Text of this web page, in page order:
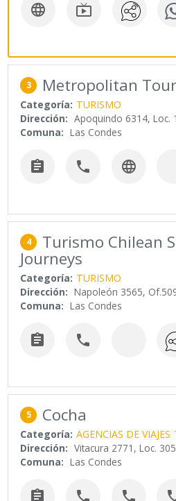
 
3 Metropolitan
Categoría: TURISMO
Dirección: Apoquindo 6314, Loc.
Comuna: Las Condes
  
4 Turismo Chilean
Journeys
Categoría: TURISMO
Dirección: Napoleón 3565,
Comuna: Las Condes
 
5 Cocha
Categoría: AGENCIAS DE VIAJES
Dirección: Vitacura 2771, Loc. 305
Comuna: Las Condes
  